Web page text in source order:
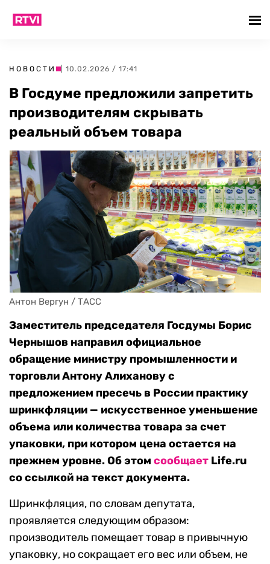
НОВОСТИ | 10.02.2026 / 17:41
В Госдуме предложили запретить
производителям скрывать
реальный объем товара
Антон Вергун / ТАСС
Заместитель председателя Госдумы Борис
Чернышов направил официальное
обращение министру промышленности и
торговли Антону Алиханову с
предложением пресечь в России практику
шринкфляции — искусственное уменьшение
объема или количества товара за счет
упаковки, при котором цена остается на
прежнем уровне. Об этом сообщает Life.ru
со ссылкой на текст документа.
Шринкфляция, по словам депутата,
проявляется следующим образом:
производитель помещает товар в привычную
упаковку, но сокращает его вес или объем, не